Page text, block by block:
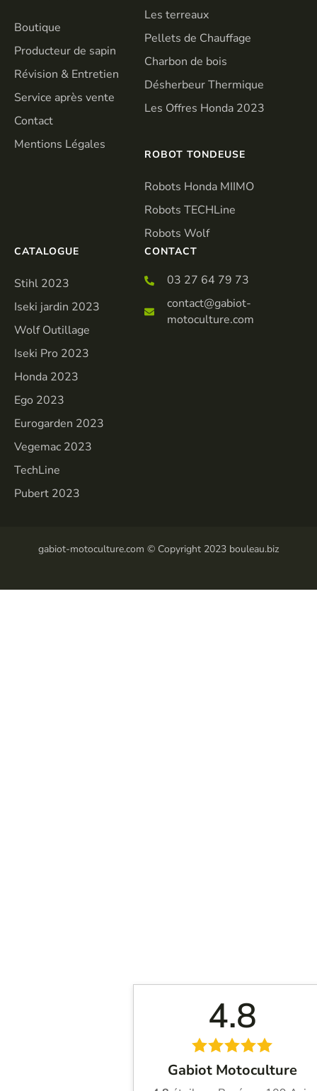
Boutique
Producteur de sapin
Révision & Entretien
Service après vente
Contact
Mentions Légales
Les terreaux
Pellets de Chauffage
Charbon de bois
Désherbeur Thermique
Les Offres Honda 2023
ROBOT TONDEUSE
Robots Honda MIIMO
Robots TECHLine
Robots Wolf
CATALOGUE
Stihl 2023
Iseki jardin 2023
Wolf Outillage
Iseki Pro 2023
Honda 2023
Ego 2023
Eurogarden 2023
Vegemac 2023
TechLine
Pubert 2023
CONTACT
03 27 64 79 73
contact@gabiot-
motoculture.com
gabiot-motoculture.com © Copyright 2023 bouleau.biz
4.8
Gabiot Motoculture